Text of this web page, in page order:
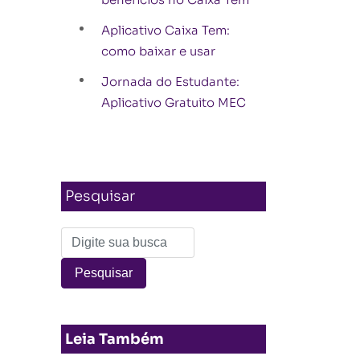
Aplicativo Caixa Tem:
como baixar e usar
Jornada do Estudante:
Aplicativo Gratuito MEC
Pesquisar
Leia Também